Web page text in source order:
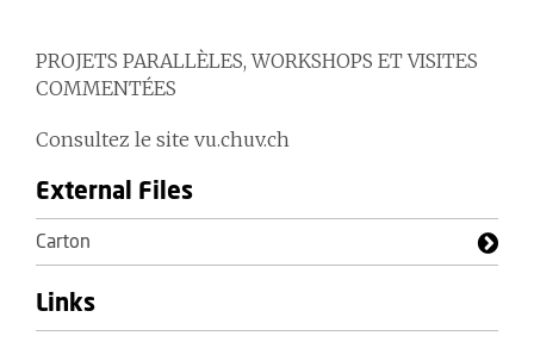
PROJETS PARALLÈLES, WORKSHOPS ET VISITES
COMMENTÉES
Consultez le site vu.chuv.ch
External Files
Carton
Links